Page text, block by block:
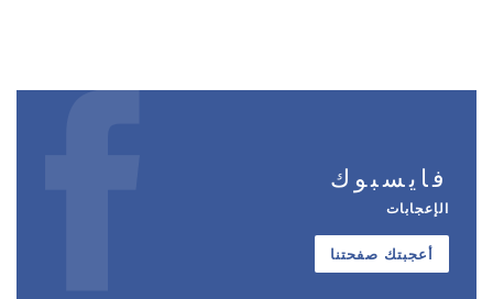
فايسبوك
الإعجابات
أعجبتك صفحتنا